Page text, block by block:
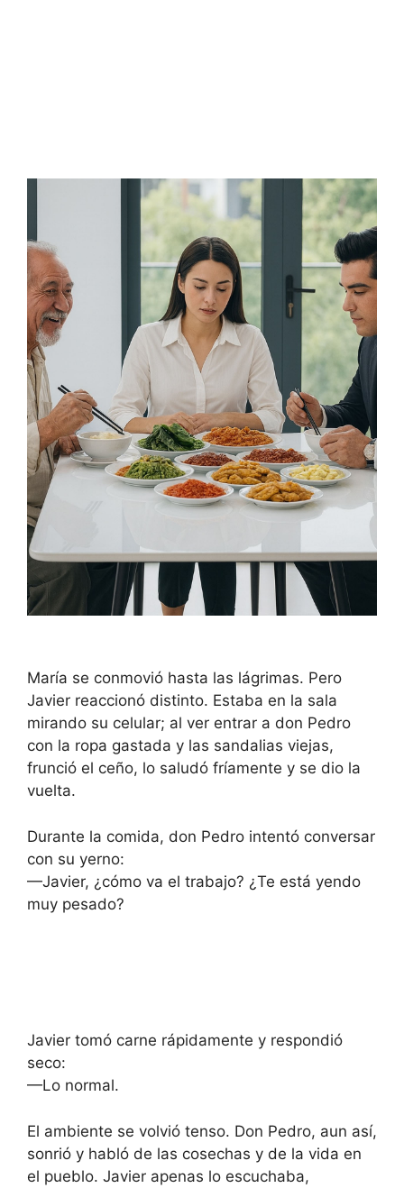
María se conmovió hasta las lágrimas. Pero
Javier reaccionó distinto. Estaba en la sala
mirando su celular; al ver entrar a don Pedro
con la ropa gastada y las sandalias viejas,
frunció el ceño, lo saludó fríamente y se dio la
vuelta.
Durante la comida, don Pedro intentó conversar
con su yerno:
—Javier, ¿cómo va el trabajo? ¿Te está yendo
muy pesado?
Javier tomó carne rápidamente y respondió
seco:
—Lo normal.
El ambiente se volvió tenso. Don Pedro, aun así,
sonrió y habló de las cosechas y de la vida en
el pueblo. Javier apenas lo escuchaba,